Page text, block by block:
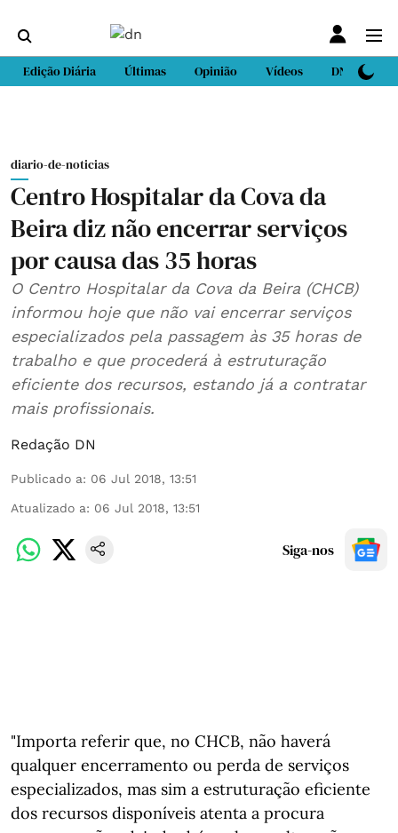
Edição Diária Últimas Opinião Vídeos DN Sport
diario-de-noticias
Centro Hospitalar da Cova da
Beira diz não encerrar serviços
por causa das 35 horas
O Centro Hospitalar da Cova da Beira (CHCB)
informou hoje que não vai encerrar serviços
especializados pela passagem às 35 horas de
trabalho e que procederá à estruturação
eficiente dos recursos, estando já a contratar
mais profissionais.
Redação DN
Publicado a: 06 Jul 2018, 13:51
Atualizado a: 06 Jul 2018, 13:51
Siga-nos
"Importa referir que, no CHCB, não haverá
qualquer encerramento ou perda de serviços
especializados, mas sim a estruturação eficiente
dos recursos disponíveis atenta a procura